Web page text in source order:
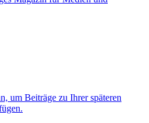
um Beiträge zu Ihrer späteren